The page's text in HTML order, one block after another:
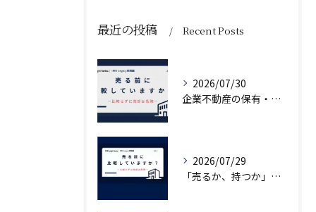
最近の投稿 Recent Posts
2026/07/30
企業不動産の保有・活用・売却・組み換えをどう比較するか｜CRE戦略の8つの評価軸
2026/07/29
「売るか、持つか」で悩んでいませんか？